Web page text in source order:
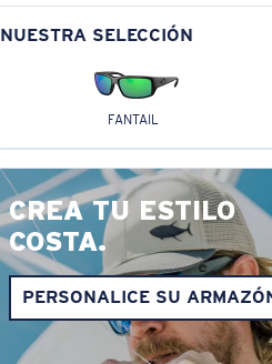
NUESTRA SELECCIÓN
FANTAIL
CREA TU ESTILO
COSTA.
PERSONALICE SU